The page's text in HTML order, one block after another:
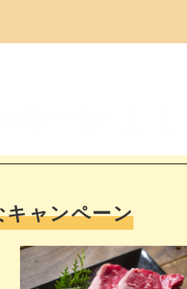
キャンペーン